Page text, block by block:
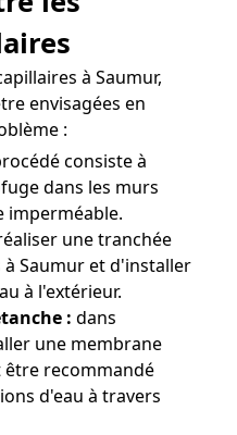
à Saumur,
envisagées en
:
consiste à
dans les murs
une tranchée
Saumur et d'installer
à l'extérieur.
: dans
une membrane
recommandé
d'eau à travers